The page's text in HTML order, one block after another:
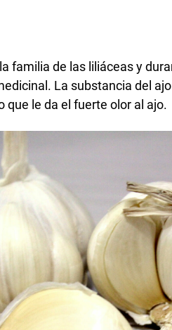
familia de las liliáceas y
La substancia del
que le da el fuerte olor al ajo.